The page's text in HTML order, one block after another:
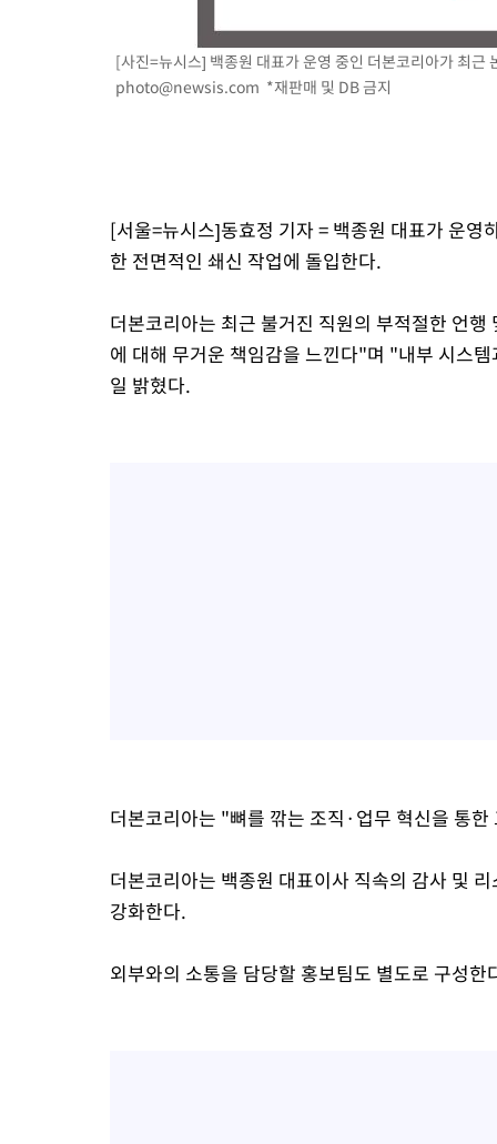
[사진=뉴시스] 백종원 대표가 운영 중인 더본코리아가 최
photo@newsis.com *재판매 및 DB 금지
[서울=뉴시스]동효정 기자 = 백종원 대표가 운영
한 전면적인 쇄신 작업에 돌입한다.
더본코리아는 최근 불거진 직원의 부적절한 언
에 대해 무거운 책임감을 느낀다"며 "내부 시스
일 밝혔다.
더본코리아는 "뼈를 깎는 조직·업무 혁신을 통
더본코리아는 백종원 대표이사 직속의 감사 및
강화한다.
외부와의 소통을 담당할 홍보팀도 별도로 구성한